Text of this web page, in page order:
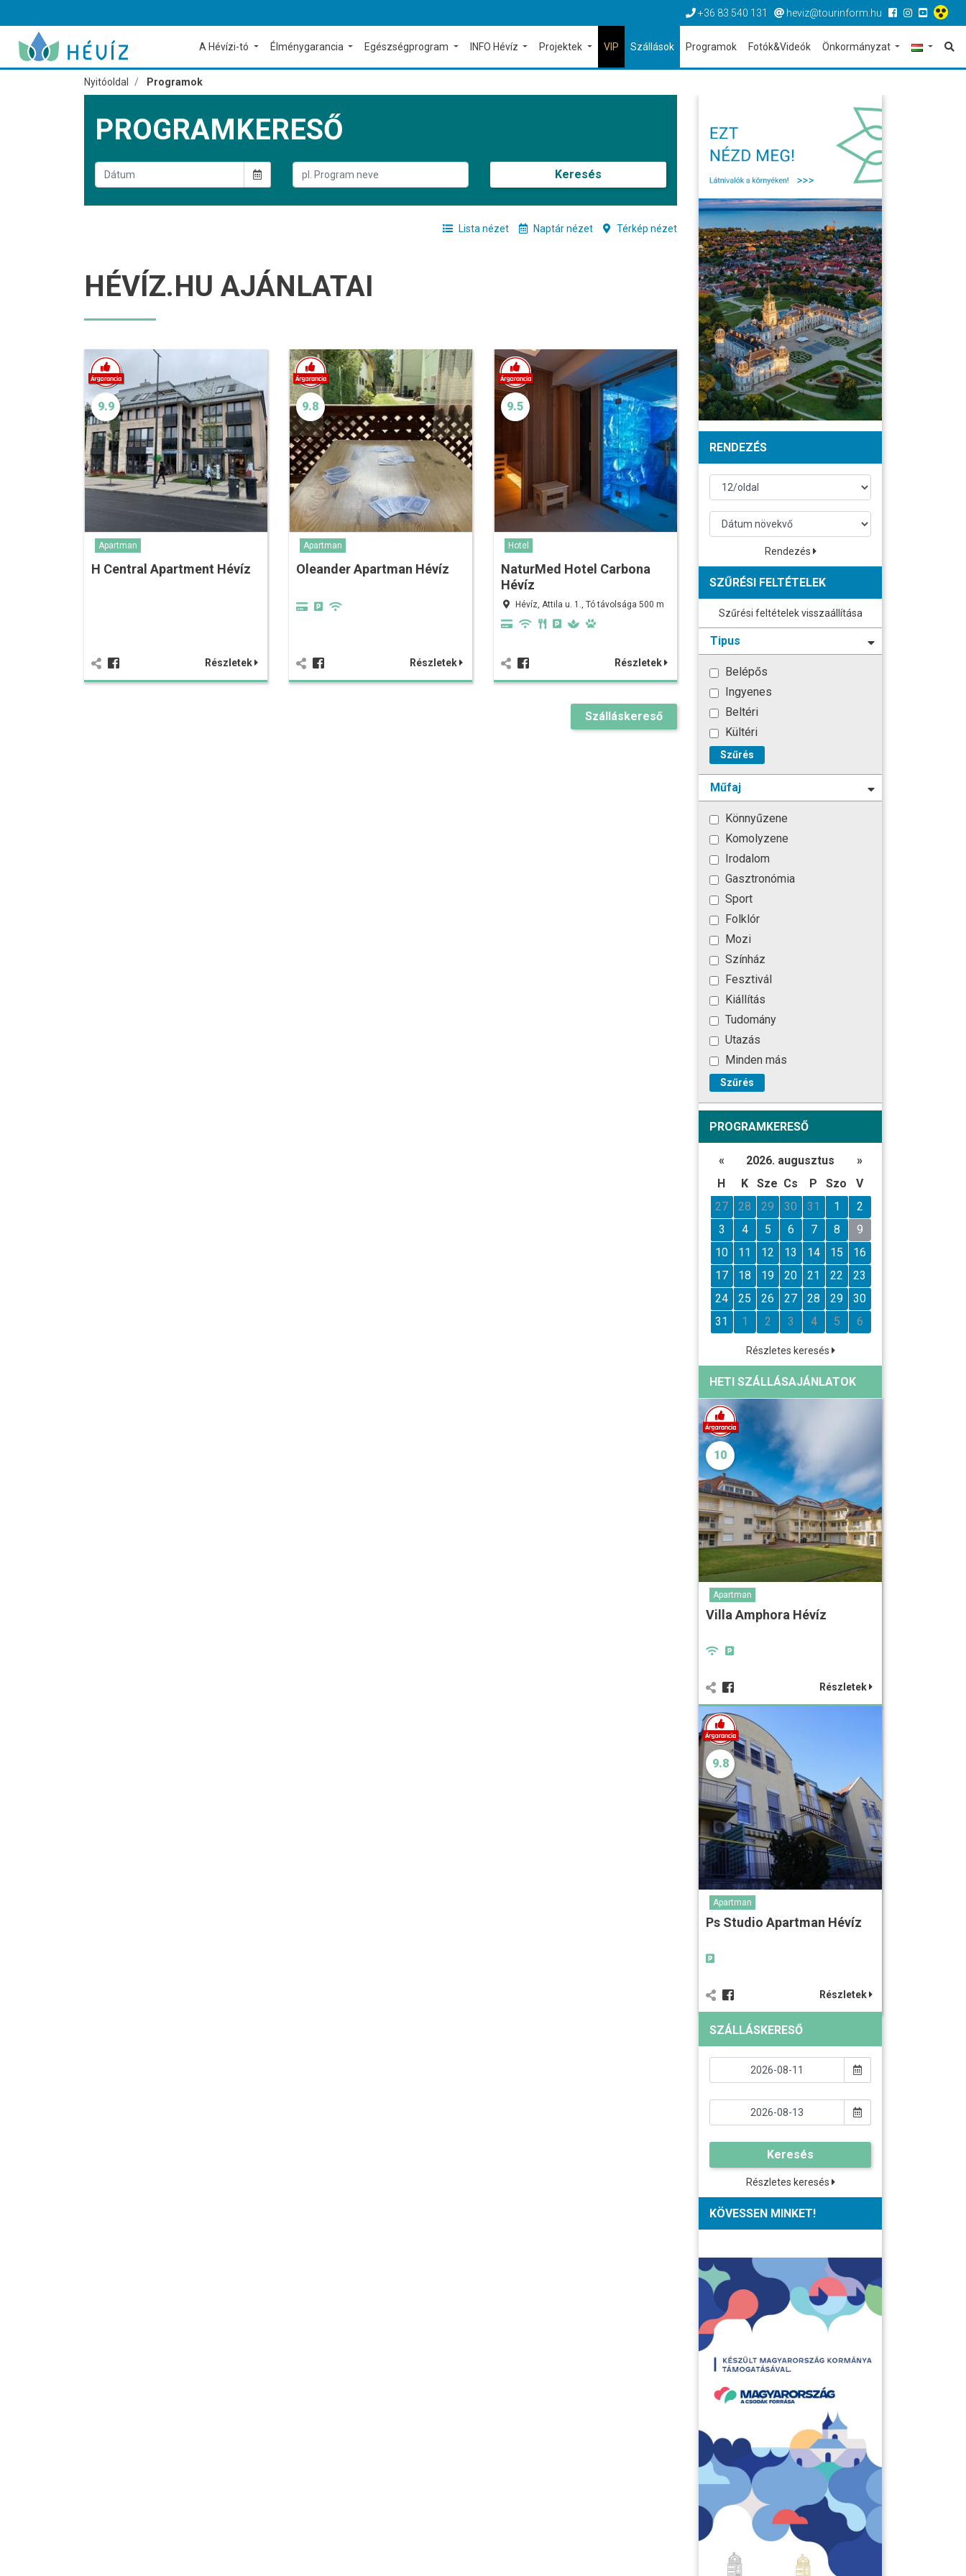
+36 83 540 131 heviz@tourinform.hu
A Hévízi-tó Élménygarancia Egészségprogram INFO Hévíz Projektek VIP Szállások Programok Fotók&Videók Önkormányzat
Nyitóoldal Programok
PROGRAMKERESŐ
Keresés
Lista nézet Naptár nézet Térkép nézet
HÉVÍZ.HU AJÁNLATAI
9.9
Apartman
H Central Apartment Hévíz
Részletek
9.8
Apartman
Oleander Apartman Hévíz
Részletek
9.5
Hotel
NaturMed Hotel Carbona
Hévíz
Hévíz, Attila u. 1., Tó távolsága 500 m
Részletek
Szálláskereső
RENDEZÉS
Rendezés
SZŰRÉSI FELTÉTELEK
Szűrési feltételek visszaállítása
Tipus
Belépős
Ingyenes
Beltéri
Kültéri
Szűrés
Műfaj
Könnyűzene
Komolyzene
Irodalom
Gasztronómia
Sport
Folklór
Mozi
Színház
Fesztivál
Kiállítás
Tudomány
Utazás
Minden más
Szűrés
PROGRAMKERESŐ
« 2026. augusztus
»
H
K Sze Cs P Szo
V
27
28 29 30 31 1
2
3
4 5 6 7 8
9
10
11 12 13 14 15
16
17
18 19 20 21 22
23
24
25 26 27 28 29
30
31
1 2 3 4 5 6
Részletes keresés
HETI SZÁLLÁSAJÁNLATOK
10
Apartman
Villa Amphora Hévíz
Részletek
9.8
Apartman
Ps Studio Apartman Hévíz
Részletek
SZÁLLÁSKERESŐ
Keresés
Részletes keresés
KÖVESSEN MINKET!